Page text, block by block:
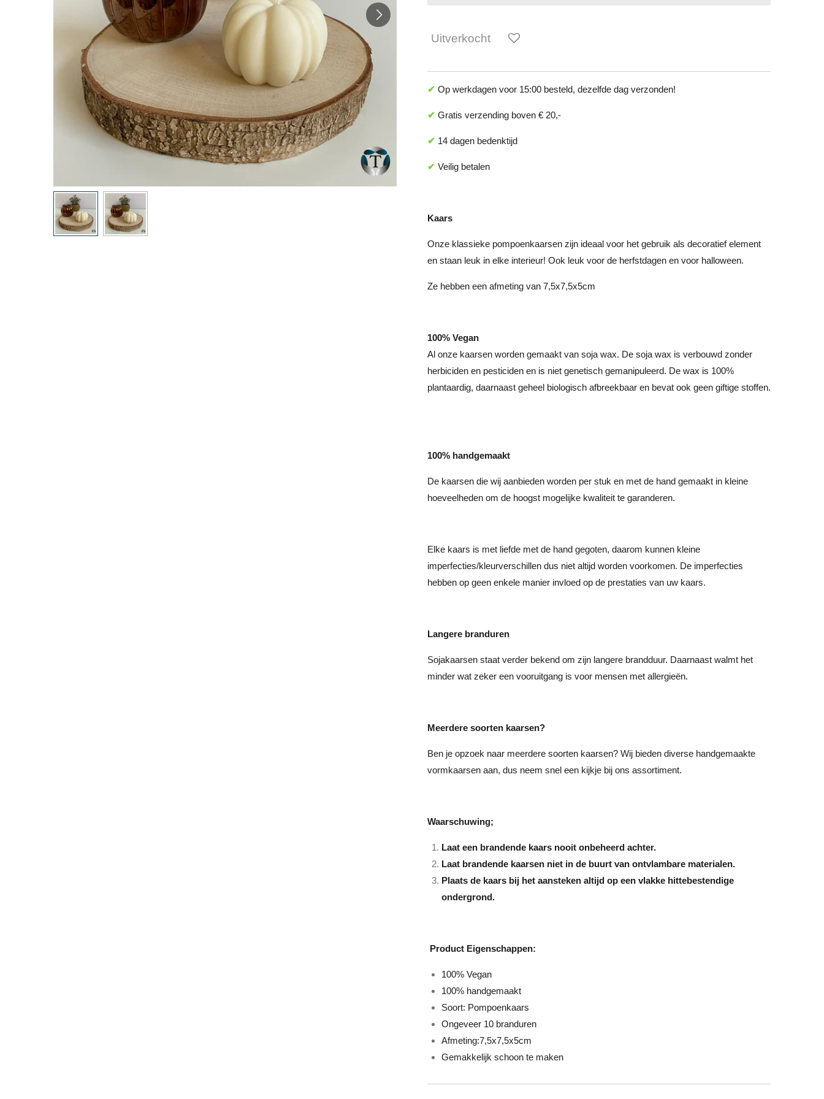
Uitverkocht
✔ Op werkdagen voor 15:00 besteld, dezelfde dag verzonden!
✔ Gratis verzending boven € 20,-
✔ 14 dagen bedenktijd
✔ Veilig betalen
Kaars
Onze klassieke pompoenkaarsen zijn ideaal voor het gebruik als decoratief element
en staan leuk in elke interieur! Ook leuk voor de herfstdagen en voor halloween.
Ze hebben een afmeting van 7,5x7,5x5cm
100% Vegan
Al onze kaarsen worden gemaakt van soja wax. De soja wax is verbouwd zonder
herbiciden en pesticiden en is niet genetisch gemanipuleerd. De wax is 100%
plantaardig, daarnaast geheel biologisch afbreekbaar en bevat ook geen giftige stoffen.
100% handgemaakt
De kaarsen die wij aanbieden worden per stuk en met de hand gemaakt in kleine
hoeveelheden om de hoogst mogelijke kwaliteit te garanderen.
Elke kaars is met liefde met de hand gegoten, daarom kunnen kleine
imperfecties/kleurverschillen dus niet altijd worden voorkomen. De imperfecties
hebben op geen enkele manier invloed op de prestaties van uw kaars.
Langere branduren
Sojakaarsen staat verder bekend om zijn langere brandduur. Daarnaast walmt het
minder wat zeker een vooruitgang is voor mensen met allergieën.
Meerdere soorten kaarsen?
Ben je opzoek naar meerdere soorten kaarsen? Wij bieden diverse handgemaakte
vormkaarsen aan, dus neem snel een kijkje bij ons assortiment.
Waarschuwing;
Laat een brandende kaars nooit onbeheerd achter.
Laat brandende kaarsen niet in de buurt van ontvlambare materialen.
Plaats de kaars bij het aansteken altijd op een vlakke hittebestendige
ondergrond.
Product Eigenschappen:
100% Vegan
100% handgemaakt
Soort: Pompoenkaars
Ongeveer 10 branduren
Afmeting:7,5x7,5x5cm
Gemakkelijk schoon te maken